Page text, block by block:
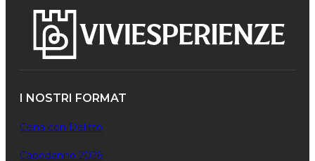
I NOSTRI FORMAT
Cena con Delitto
Capodanno 2026